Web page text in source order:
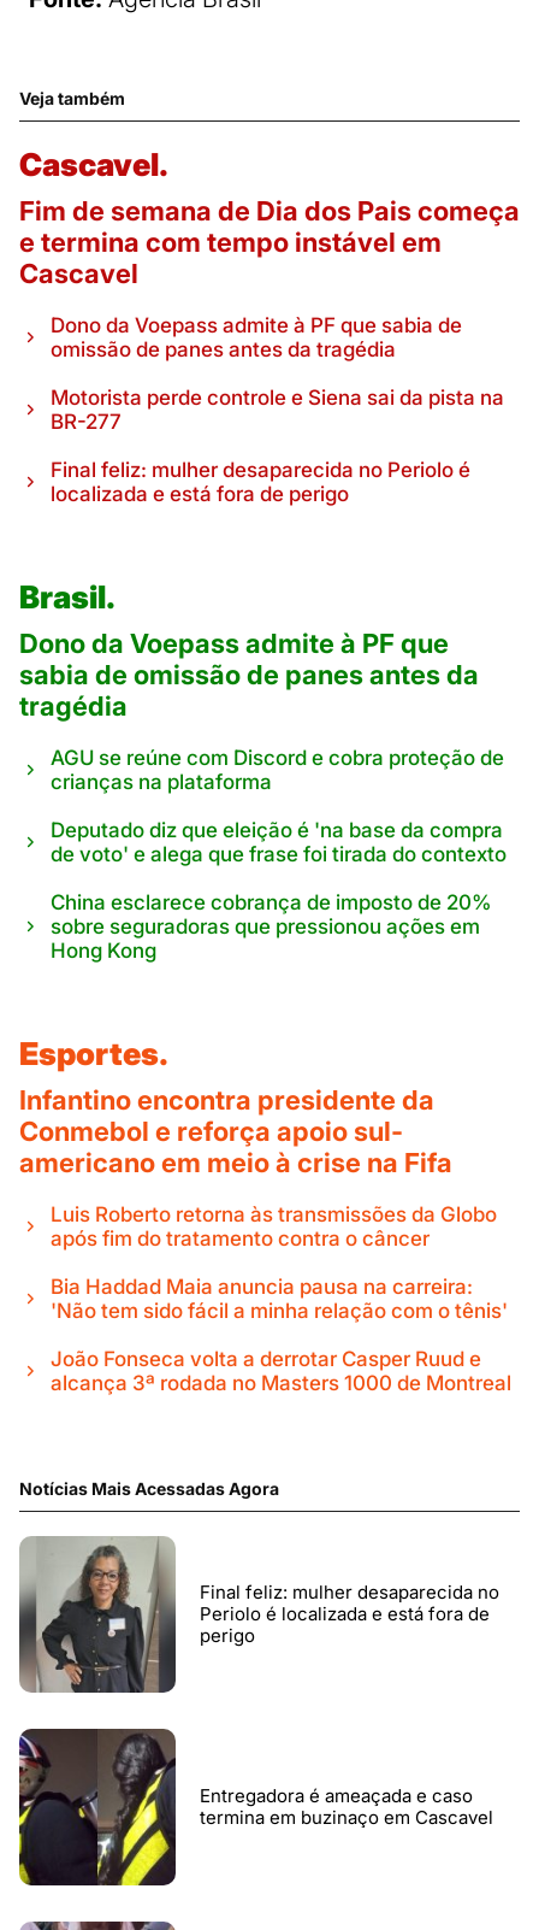
Veja também
Cascavel.
Fim de semana de Dia dos Pais começa
e termina com tempo instável em
Cascavel
Dono da Voepass admite à PF que sabia de
omissão de panes antes da tragédia
Motorista perde controle e Siena sai da pista na
BR-277
Final feliz: mulher desaparecida no Periolo é
localizada e está fora de perigo
Brasil.
Dono da Voepass admite à PF que
sabia de omissão de panes antes da
tragédia
AGU se reúne com Discord e cobra proteção de
crianças na plataforma
Deputado diz que eleição é 'na base da compra
de voto' e alega que frase foi tirada do contexto
China esclarece cobrança de imposto de 20%
sobre seguradoras que pressionou ações em
Hong Kong
Esportes.
Infantino encontra presidente da
Conmebol e reforça apoio sul-
americano em meio à crise na Fifa
Luis Roberto retorna às transmissões da Globo
após fim do tratamento contra o câncer
Bia Haddad Maia anuncia pausa na carreira:
'Não tem sido fácil a minha relação com o tênis'
João Fonseca volta a derrotar Casper Ruud e
alcança 3ª rodada no Masters 1000 de Montreal
Notícias Mais Acessadas Agora
Final feliz: mulher desaparecida no
Periolo é localizada e está fora de
perigo
Entregadora é ameaçada e caso
termina em buzinaço em Cascavel